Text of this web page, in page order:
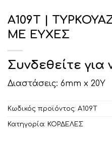
Α109Τ |
ΜΕ ΕΥΧΕΣ
Συνδεθείτε για
Διαστάσεις: 6mm x 20Υ
Κωδικός προϊόντος: Α109Τ
Κατηγορία: ΚΟΡΔΕΛΕΣ